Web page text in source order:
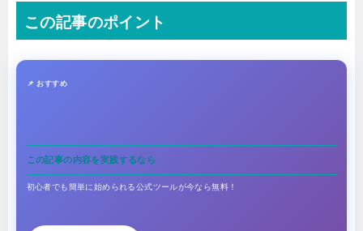
この記事のポイント
📌 おすすめ
この記事の内容を実践するなら
初心者でも簡単に始められる公式ツールが今なら無料！